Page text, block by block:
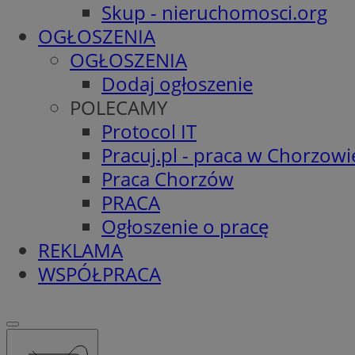
Skup - nieruchomosci.org
OGŁOSZENIA
OGŁOSZENIA
Dodaj ogłoszenie
POLECAMY
Protocol IT
Pracuj.pl - praca w
Praca Chorzów
PRACA
Ogłoszenie o pracę
REKLAMA
WSPÓŁPRACA